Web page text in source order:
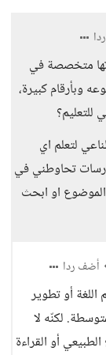
متخصصة في
وبأرقام كبيرة،
لتعلم اي
تحاوطني في
او ابحث
أضف ردا
أو تطوير
لكنّه لا
أو القراءة